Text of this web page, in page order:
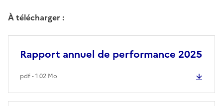
À télécharger :
Rapport annuel de performance 2025
pdf - 1.02 Mo